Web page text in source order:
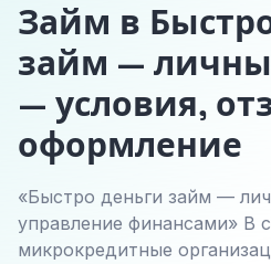
Займ в
займ —
— условия,
оформление
«Быстро деньги займ —
управление финансами» В
микрокредитные